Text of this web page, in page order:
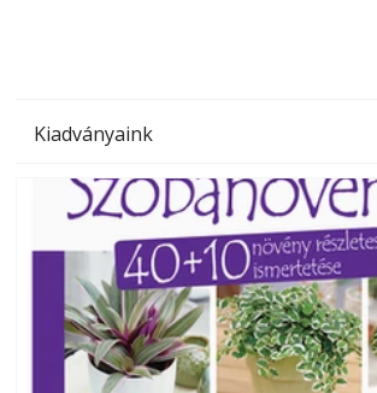
Kiadványaink